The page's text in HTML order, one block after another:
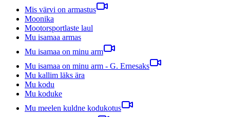
Mis värvi on armastus
Moonika
Mootorsportlaste laul
Mu isamaa armas
Mu isamaa on minu arm
Mu isamaa on minu arm - G. Ernesaks
Mu kallim läks ära
Mu kodu
Mu koduke
Mu meelen kuldne kodukotus